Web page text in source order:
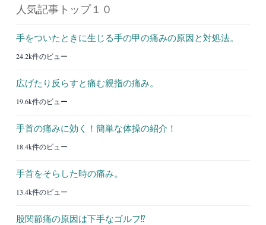
人気記事トップ１０
手をついたときに生じる手の甲の痛みの原因と対処法。
24.2k件のビュー
広げたり反らすと痛む親指の痛み。
19.6k件のビュー
手首の痛みに効く！簡単な体操の紹介！
18.4k件のビュー
手首をそらした時の痛み。
13.4k件のビュー
股関節痛の原因は下手なゴルフ⁉︎